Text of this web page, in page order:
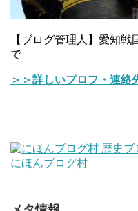
【ブログ管理人】愛知
で
＞＞詳しいプロフ・連絡
にほんブログ村